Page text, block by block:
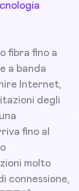
fibra fino a
a banda
Internet,
degli
fino al
molto
connessione,